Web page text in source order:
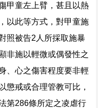
甲童左上臂，甚且以熱
以此等方式，對甲童施
照被告2人所採取施暴
非施以輕微或偶發性之
、心之傷害程度要非輕
懲戒或合理管教可比，
第286條所定之凌虐行